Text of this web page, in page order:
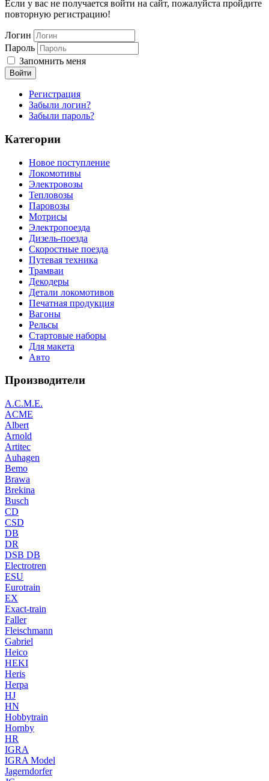
Если у вас не получается войти на сайт, пожалуйста пройдите
повторную регистрацию!
Логин
Пароль
Запомнить меня
Войти
Регистрация
Забыли логин?
Забыли пароль?
Категории
Новое поступление
Локомотивы
Электровозы
Тепловозы
Паровозы
Мотрисы
Электропоезда
Дизель-поезда
Скоростные поезда
Путевая техника
Трамваи
Декодеры
Детали локомотивов
Печатная продукция
Вагоны
Рельсы
Стартовые наборы
Для макета
Авто
Производители
A.C.M.E.
ACME
Albert
Arnold
Artitec
Auhagen
Bemo
Brawa
Brekina
Busch
CD
CSD
DB
DR
DSB DB
Electrotren
ESU
Eurotrain
EX
Exact-train
Faller
Fleischmann
Gabriel
Heico
HEKI
Heris
Herpa
HJ
HN
Hobbytrain
Hornby
HR
IGRA
IGRA Model
Jagerndorfer